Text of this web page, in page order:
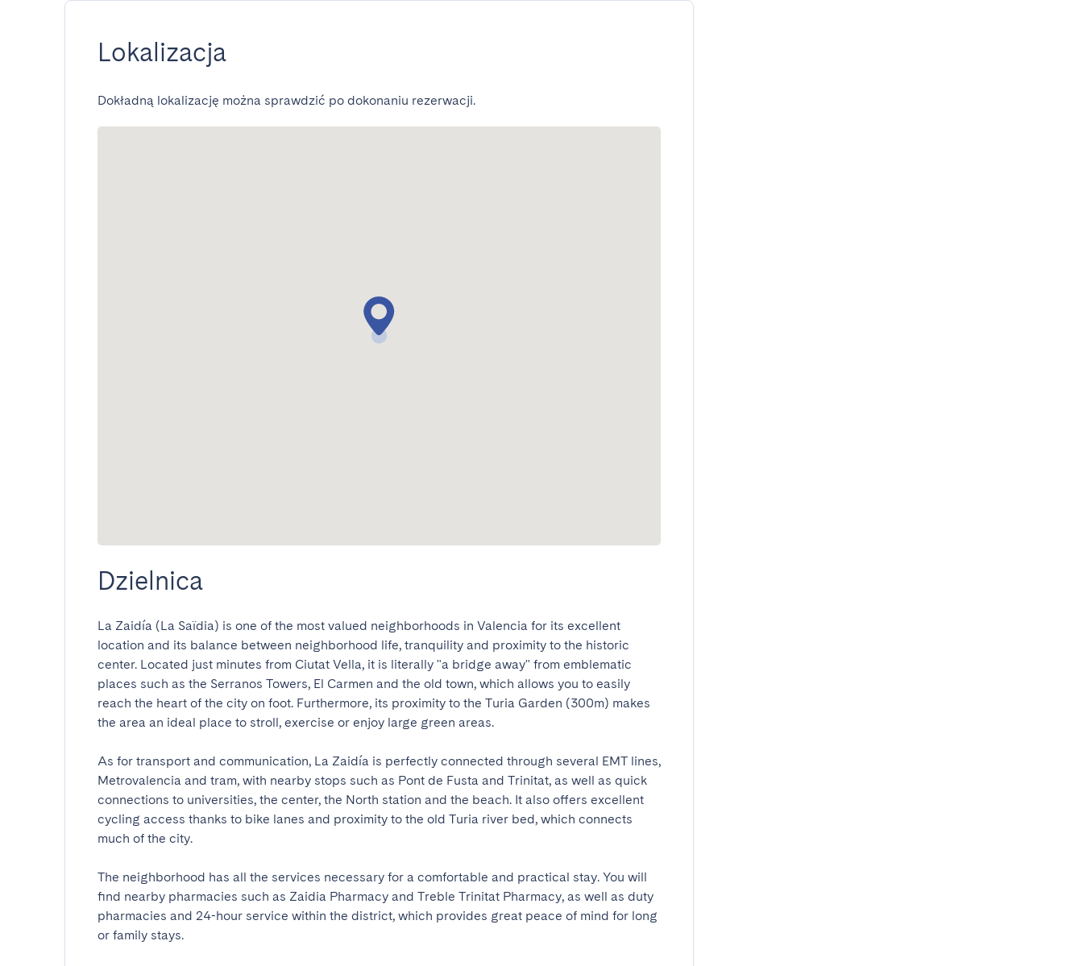
Lokalizacja
Dokładną lokalizację można sprawdzić po dokonaniu rezerwacji.
Dzielnica
La Zaidía (La Saïdia) is one of the most valued neighborhoods in Valencia for its excellent
location and its balance between neighborhood life, tranquility and proximity to the historic
center. Located just minutes from Ciutat Vella, it is literally "a bridge away" from emblematic
places such as the Serranos Towers, El Carmen and the old town, which allows you to easily
reach the heart of the city on foot. Furthermore, its proximity to the Turia Garden (300m) makes
the area an ideal place to stroll, exercise or enjoy large green areas.
As for transport and communication, La Zaidía is perfectly connected through several EMT lines,
Metrovalencia and tram, with nearby stops such as Pont de Fusta and Trinitat, as well as quick
connections to universities, the center, the North station and the beach. It also offers excellent
cycling access thanks to bike lanes and proximity to the old Turia river bed, which connects
much of the city.
The neighborhood has all the services necessary for a comfortable and practical stay. You will
find nearby pharmacies such as Zaidia Pharmacy and Treble Trinitat Pharmacy, as well as duty
pharmacies and 24-hour service within the district, which provides great peace of mind for long
or family stays.